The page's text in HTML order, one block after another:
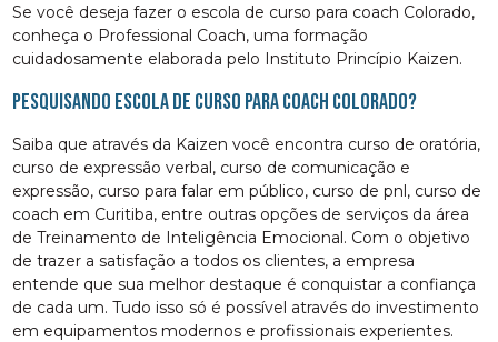
Se você deseja fazer o escola de curso para coach Colorado,
conheça o Professional Coach, uma formação
cuidadosamente elaborada pelo Instituto Princípio Kaizen.
Pesquisando escola de curso para coach Colorado?
Saiba que através da Kaizen você encontra curso de oratória,
curso de expressão verbal, curso de comunicação e
expressão, curso para falar em público, curso de pnl, curso de
coach em Curitiba, entre outras opções de serviços da área
de Treinamento de Inteligência Emocional. Com o objetivo
de trazer a satisfação a todos os clientes, a empresa
entende que sua melhor destaque é conquistar a confiança
de cada um. Tudo isso só é possível através do investimento
em equipamentos modernos e profissionais experientes.